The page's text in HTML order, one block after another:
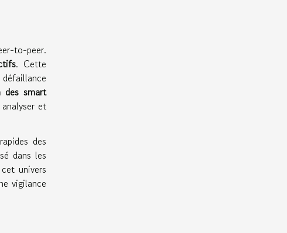
to-peer.
. Cette
des smart
et
des
dans les
univers
vigilance